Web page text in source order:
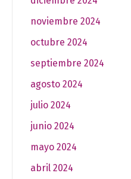
noviembre 2024
octubre 2024
septiembre 2024
agosto 2024
julio 2024
junio 2024
mayo 2024
abril 2024